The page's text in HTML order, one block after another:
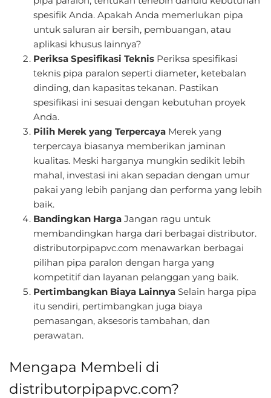
spesifik Anda. Apakah Anda memerlukan pipa
untuk saluran air bersih, pembuangan, atau
aplikasi khusus lainnya?
Periksa Spesifikasi Teknis Periksa spesifikasi
teknis pipa paralon seperti diameter, ketebalan
dinding, dan kapasitas tekanan. Pastikan
spesifikasi ini sesuai dengan kebutuhan proyek
Anda.
Pilih Merek yang Terpercaya Merek yang
terpercaya biasanya memberikan jaminan
kualitas. Meski harganya mungkin sedikit lebih
mahal, investasi ini akan sepadan dengan umur
pakai yang lebih panjang dan performa yang lebih
baik.
Bandingkan Harga Jangan ragu untuk
membandingkan harga dari berbagai distributor.
distributorpipapvc.com menawarkan berbagai
pilihan pipa paralon dengan harga yang
kompetitif dan layanan pelanggan yang baik.
Pertimbangkan Biaya Lainnya Selain harga pipa
itu sendiri, pertimbangkan juga biaya
pemasangan, aksesoris tambahan, dan
perawatan.
Mengapa Membeli di
distributorpipapvc.com?